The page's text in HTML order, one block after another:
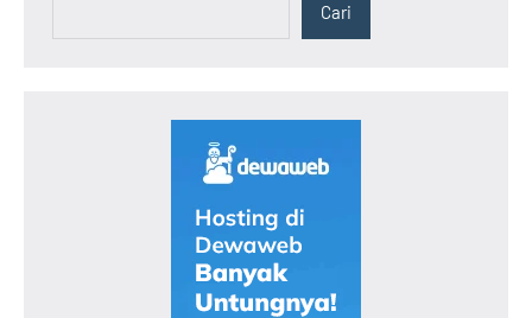
Cari